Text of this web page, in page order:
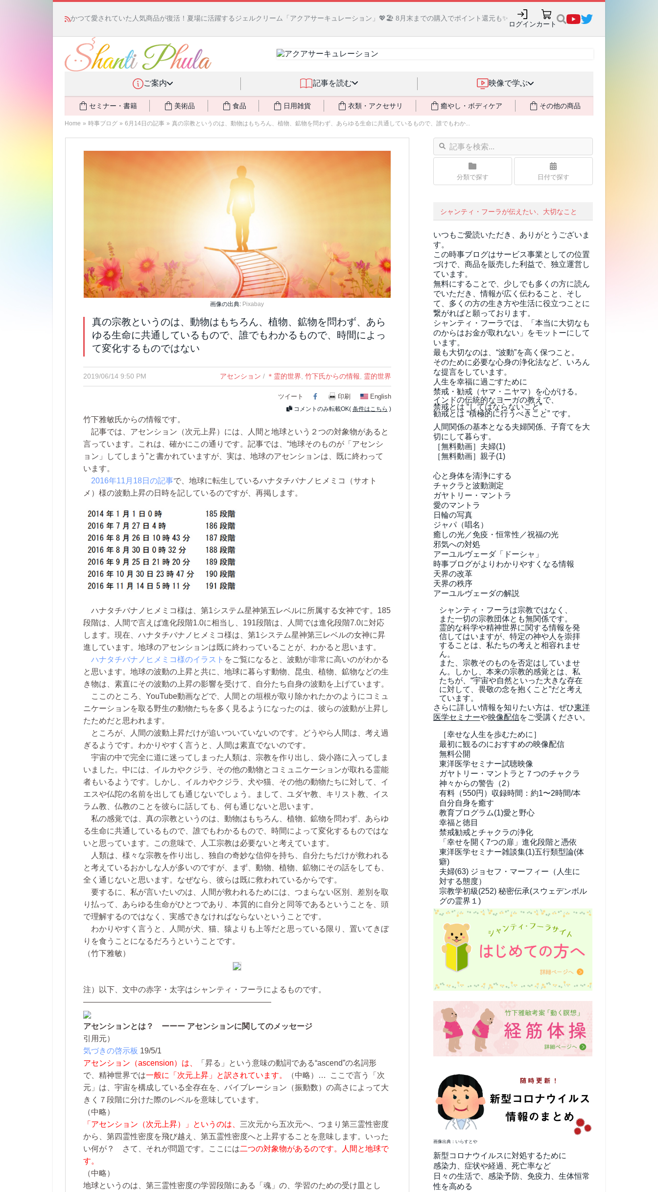
かつて愛されていた人気商品が復活！夏場に活躍するジェルクリーム「アクアサーキュレーション」💖🏖️ 8月末までの購入でポイント還元も✨
ログインカート
ご案内 記事を読む 映像で学ぶ
セミナー・書籍 美術品 食品 日用雑貨 衣類・アクセサリ 癒やし・ボディケア その他の商品
Home » 時事ブログ » 6月14日の記事 » 真の宗教というのは、動物はもちろん、植物、鉱物を問わず、あらゆる生命に共通しているもので、誰でもわか...
画像の出典: Pixabay
真の宗教というのは、動物はもちろん、植物、鉱物を問わず、あら
ゆる生命に共通しているもので、誰でもわかるもので、時間によっ
て変化するものではない
2019/06/14 9:50 PM アセンション / ＊霊的世界 竹下氏からの情報 霊的世界
ツイート Facebook
印刷 English
コメントのみ転載OK( 条件はこちら )
竹下雅敏氏からの情報です。
記事では、アセンション（次元上昇）には、人間と地球という２つの対象物があると
言っています。これは、確かにこの通りです。記事では、“地球そのものが「アセンシ
ョン」してしまう”と書かれていますが、実は、地球のアセンションは、既に終わって
います。
2016年11月18日の記事で、地球に転生しているハナタチバナノヒメミコ（サオト
メ）様の波動上昇の日時を記しているのですが、再掲します。
ハナタチバナノヒメミコ様は、第1システム星神第五レベルに所属する女神です。185
段階は、人間で言えば進化段階1.0に相当し、191段階は、人間では進化段階7.0に対応
します。現在、ハナタチバナノヒメミコ様は、第1システム星神第三レベルの女神に昇
進しています。地球のアセンションは既に終わっていることが、わかると思います。
ハナタチバナノヒメミコ様のイラスト をご覧になると、波動が非常に高いのがわかる
と思います。地球の波動の上昇と共に、地球に暮らす動物、昆虫、植物、鉱物などの生
き物は、素直にその波動の上昇の影響を受けて、自分たち自身の波動を上げています。
ここのところ、YouTube動画などで、人間との垣根が取り除かれたかのようにコミュ
ニケーションを取る野生の動物たちを多く見るようになったのは、彼らの波動が上昇し
たためだと思われます。
ところが、人間の波動上昇だけが追いついていないのです。どうやら人間は、考え過
ぎるようです。わかりやすく言うと、人間は素直でないのです。
宇宙の中で完全に道に迷ってしまった人類は、宗教を作り出し、袋小路に入ってしま
いました。中には、イルカやクジラ、その他の動物とコミュニケーションが取れる霊能
者もいるようです。しかし、イルカやクジラ、犬や猫、その他の動物たちに対して、イ
エスや仏陀の名前を出しても通じないでしょう。まして、ユダヤ教、キリスト教、イス
ラム教、仏教のことを彼らに話しても、何も通じないと思います。
私の感覚では、真の宗教というのは、動物はもちろん、植物、鉱物を問わず、あらゆ
る生命に共通しているもので、誰でもわかるもので、時間によって変化するものではな
いと思っています。この意味で、人工宗教は必要ないと考えています。
人類は、様々な宗教を作り出し、独自の奇妙な信仰を持ち、自分たちだけが救われる
と考えているおかしな人が多いのですが、まず、動物、植物、鉱物にその話をしても、
全く通じないと思います。なぜなら、彼らは既に救われているからです。
要するに、私が言いたいのは、人間が救われるためには、つまらない区別、差別を取
り払って、あらゆる生命がひとつであり、本質的に自分と同等であるということを、頭
で理解するのではなく、実感できなければならないということです。
わかりやすく言うと、人間が犬、猫、猿よりも上等だと思っている限り、置いてきぼ
りを食うことになるだろうということです。
（竹下雅敏）
注）以下、文中の赤字・太字はシャンティ・フーラによるものです。
————————————————————————
アセンションとは？ ーーー アセンションに関してのメッセージ
引用元）
気づきの啓示板 19/5/1
アセンション（ascension）は、
「昇る」という意味の動詞である“ascend”の名詞形
で、精神世界では一般に「次元上昇」と訳されています。 （中略）…
ここで言う「次
元」は、宇宙を構成している全存在を、バイブレーション（振動数）の高さによって大
きく７段階に分けた際のレベルを意味しています。
（中略）
「アセンション（次元上昇）」というのは、 三次元から五次元へ、つまり第三霊性密度
から、第四霊性密度を飛び越え、第五霊性密度へと上昇することを意味します。いった
い何が？ さて、それが問題です。ここには二つの対象物があるのです。人間と地球で
す。
（中略）
地球というのは、第三霊性密度の学習段階にある「魂」の、学習のための受け皿とし
分類で探す 日付で探す
シャンティ・フーラが伝えたい、大切なこと
いつもご愛読いただき、ありがとうございま
す。
この時事ブログはサービス事業としての位置
づけで、商品を販売した利益で、独立運営し
ています。
無料にすることで、少しでも多くの方に読ん
でいただき、情報が広く伝わること、そし
て、 多くの方の生き方や生活に役立つことに
繋がればと願っております。
シャンティ・フーラでは、「本当に大切なも
のからはお金が取れない」をモットーにして
います。
最も大切なのは、“波動”を高く保つこと。
そのために必要な心身の浄化法など、いろん
な提言をしています。
人生を幸福に過ごすために
禁戒・勧戒（ヤマ・ニヤマ）を心がける。
インドの伝統的なヨーガの教えで、
禁戒とは “してはならないこと” 、
勧戒とは “積極的に行うべきこと” です。
人間関係の基本となる夫婦関係、子育てを大
切にして暮らす。
［無料動画］夫婦(1)
［無料動画］親子(1)
心と身体を清浄にする
チャクラと波動測定
ガヤトリー・マントラ
愛のマントラ
日輪の写真
ジャパ（唱名）
癒しの光／免疫・恒常性／祝福の光
邪気への対処
アーユルヴェーダ「ドーシャ」
時事ブログがよりわかりやすくなる情報
天界の改革
天界の秩序
アーユルヴェーダの解説
シャンティ・フーラは宗教ではなく、
また一切の宗教団体とも無関係です。
霊的な科学や精神世界に関する情報を発
信してはいますが、特定の神や人を崇拝
することは、私たちの考えと相容れませ
ん。
また、宗教そのものを否定はしていませ
ん。しかし、本来の宗教的感覚とは、私
たちが、“宇宙や自然といった大きな存在
に対して、畏敬の念を抱くこと”だと考え
ています。
さらに詳しい情報を知りたい方は、ぜひ東洋
医学セミナーや映像配信をご受講ください。
［幸せな人生を歩むために］
最初に観るのにおすすめの映像配信
無料公開
東洋医学セミナー試聴映像
ガヤトリー・マントラと７つのチャクラ
神々からの警告（2）
有料（550円） 収録時間：約1〜2時間/本
自分自身を癒す
教育プログラム(1)愛と野心
幸福と徳目
禁戒勧戒とチャクラの浄化
「幸せを開く7つの扉」進化段階と憑依
東洋医学セミナー雑談集(1)五行類型論(体
癖)
夫婦(63) ジョセフ・マーフィー（人生に
対する態度）
宗教学初級(252) 秘密伝承(スウェデンボル
グの霊界１)
画像出典：いらすとや
新型コロナウイルスに対処するために
感染力、症状や経過、死亡率など
日々の生活で、感染予防、免疫力、生体恒常
性を高める